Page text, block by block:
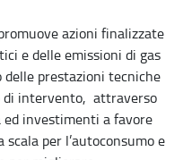
azioni finalizzate
e delle emissioni di gas
prestazioni tecniche
di intervento, attraverso
investimenti a favore
per l’autoconsumo e